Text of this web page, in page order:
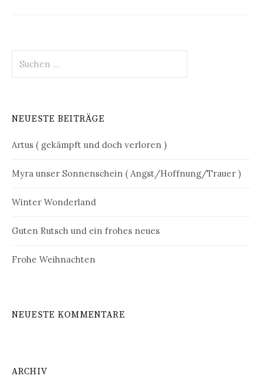
nach:
NEUESTE BEITRÄGE
Artus ( gekämpft und doch verloren )
Myra unser Sonnenschein ( Angst/Hoffnung/Trauer )
Winter Wonderland
Guten Rutsch und ein frohes neues
Frohe Weihnachten
NEUESTE KOMMENTARE
ARCHIV